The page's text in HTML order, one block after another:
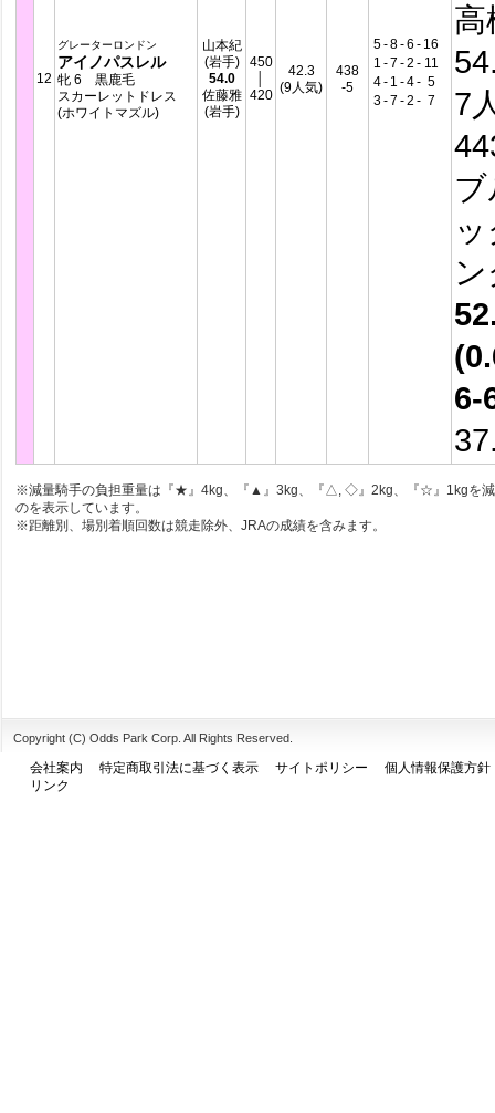
12
グレーターロンドン
アイノパスレル
牝 6 黒鹿毛
スカーレットドレス
(ホワイトマズル)
山本紀
(岩手)
54.0
佐藤雅
(岩手)
450
420
42.3
(9人気)
438
-5
5-8-6 - 16
1 -7 -2 - 11
4- 1 -4- 5
3-7 -2 - 7
7
※減量騎手の負担重量は『★』4kg、『▲』3kg、『△, ◇』2kg、『☆』1kgを
のを表示しています。
※距離別、場別着順回数は競走除外、JRAの成績を含みます。
Copyright (C) Odds Park Corp. All Rights Reserved.
会社案内 特定商取引法に基づく表示 サイトポリシー
個人情報保護方針
リンク